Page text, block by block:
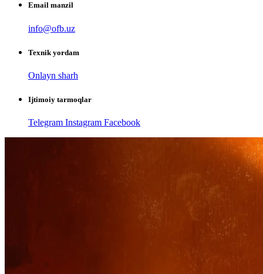
Email manzil
info@ofb.uz
Texnik yordam
Onlayn sharh
Ijtimoiy tarmoqlar
Telegram Instagram Facebook